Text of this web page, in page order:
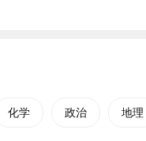
技术学院
化学 政治 地理